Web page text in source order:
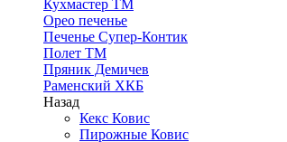
Кухмастер ТМ
Орео печенье
Печенье Супер-Контик
Полет ТМ
Пряник Демичев
Раменский ХКБ
Назад
Кекс Ковис
Пирожные Ковис